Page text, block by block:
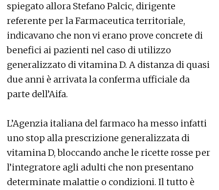
spiegato allora Stefano Palcic, dirigente
referente per la Farmaceutica territoriale,
indicavano che non vi erano prove concrete di
benefici ai pazienti nel caso di utilizzo
generalizzato di vitamina D. A distanza di quasi
due anni è arrivata la conferma ufficiale da
parte dell’Aifa.
L’Agenzia italiana del farmaco ha messo infatti
uno stop alla prescrizione generalizzata di
vitamina D, bloccando anche le ricette rosse per
l’integratore agli adulti che non presentano
determinate malattie o condizioni. Il tutto è